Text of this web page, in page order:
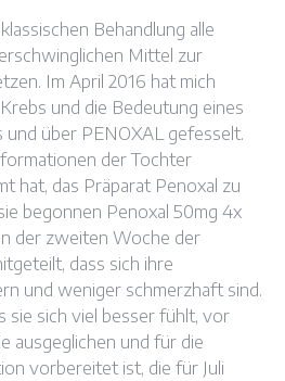
Behandlung alle
Mittel zur
Im April 2016 hat mich
und die Bedeutung eines
über PENOXAL gefesselt.
der Tochter
hat, das Präparat Penoxal zu
begonnen Penoxal 50mg 4x
der zweiten Woche der
dass sich ihre
und weniger schmerzhaft sind.
sie sich viel besser fühlt, vor
ausgeglichen und für die
vorbereitet ist, die für Juli